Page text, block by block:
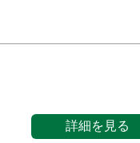
詳細を見る